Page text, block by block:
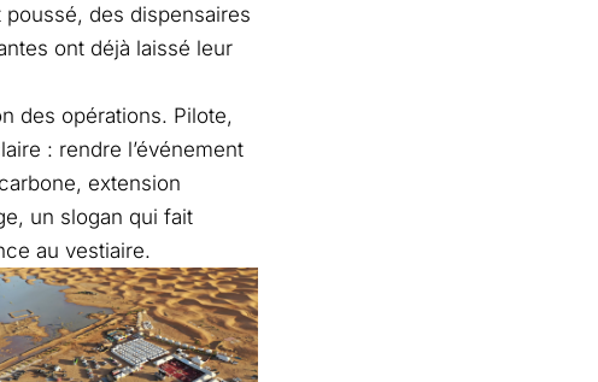
des dispensaires
ont déjà laissé leur
des opérations. Pilote,
: rendre l’événement
extension
un slogan qui fait
au vestiaire.